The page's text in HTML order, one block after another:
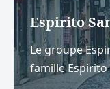
Espirito
Le groupe
famille Espirito